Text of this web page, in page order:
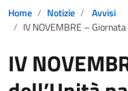
Home Notizie
Avvisi
IV NOVEMBRE – Giornata dell’Unità
IV